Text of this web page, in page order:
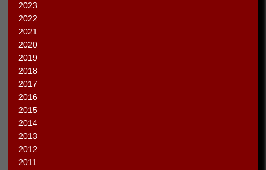
2023
2022
2021
2020
2019
2018
2017
2016
2015
2014
2013
2012
2011